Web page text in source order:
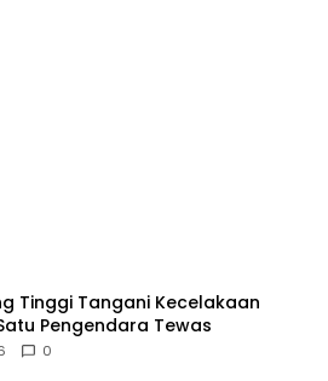
Tinggi Tangani Kecelakaan
Pengendara Tewas
0